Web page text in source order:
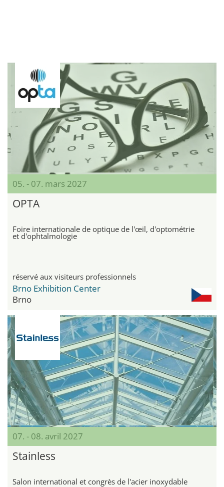
05. - 07. mars 2027
OPTA
Foire internationale de optique de l'œil, d'optométrie
et d'ophtalmologie
réservé aux visiteurs professionnels
Brno Exhibition Center
Brno
07. - 08. avril 2027
Stainless
Salon international et congrès de l'acier inoxydable